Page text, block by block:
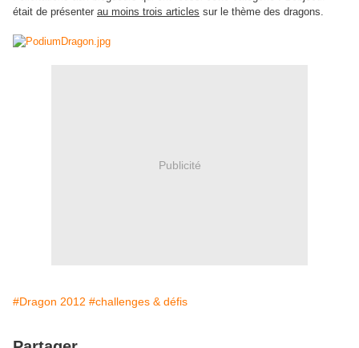
était de présenter au moins trois articles sur le thème des dragons.
Publicité
#Dragon 2012 #challenges & défis